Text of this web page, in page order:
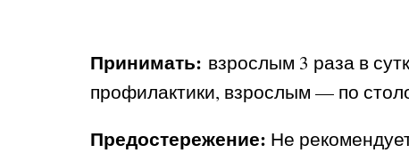
Принимать: взрослым 3 раза в
профилактики, взрослым — по
Предостережение: Не